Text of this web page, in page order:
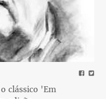
clássico 'Em